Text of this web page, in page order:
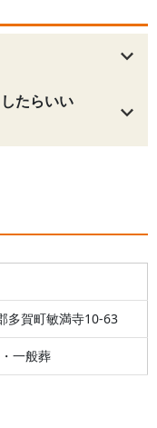
たらいい
多賀町敏満寺10-63
一般葬